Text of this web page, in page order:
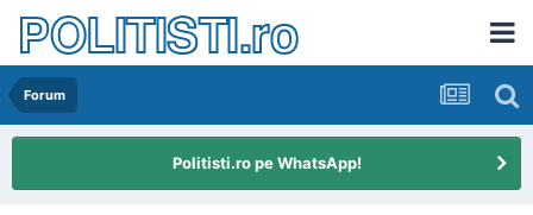
POLITISTI.ro
Forum
Politisti.ro pe WhatsApp!